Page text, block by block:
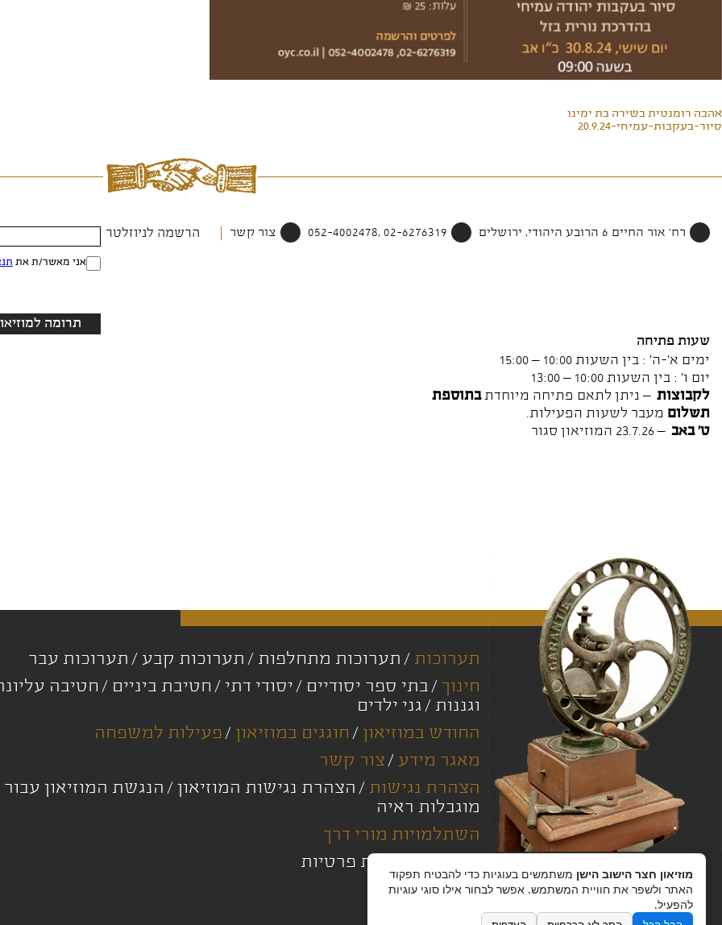
אהבה רומנטית בשירה בת ימינו
סיור-בעקבות-עמיחי-20.9.24
רח' אור החיים 6 הרובע היהודי, ירושלים 02-6276319 ,052-4002478 צור קשר הרשמה לניוזלטר
אני מאשר/ת את
תרומה
שעות פתיחה
ימים א'-ה' : בין השעות 10:00 – 15:00
יום ו' : בין השעות 10:00 – 13:00
לקבוצות – ניתן לתאם פתיחה מיוחדתבתוספת
תשלום מעבר לשעות הפעילות.
ט' באב– 23.7.26 המוזיאון סגור
תערוכות תערוכות מתחלפות תערוכות קבע
תערוכות עבר
חינוך
בתי ספר יסודיים יסודי דתי חטיבת ביניים חטיבה
וגננות
גני ילדים
החודש במוזיאון
חוגגים במוזיאון
פעילות למשפחה
מאגר מידע
צור קשר
הצהרת נגישות
הצהרת נגישות המוזיאון
הנגשת המוזיאון
מוגבלות ראיה
השתלמויות מורי דרך
מדיניות פרטיות
מוזיאון חצר הישוב הישן משתמשים בעוגיות כדי להבטיח תפקוד
האתר ולשפר את חוויית המשתמש. אפשר לבחור אילו סוגי עוגיות
להפעיל.